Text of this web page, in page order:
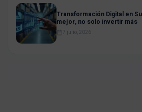
Transformación Digital en
mejor, no solo invertir más
7 julio, 2026